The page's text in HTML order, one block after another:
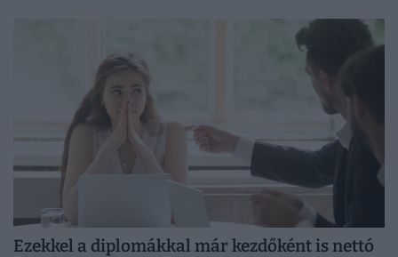
Ezekkel a diplomákkal már kezdőként is nettó